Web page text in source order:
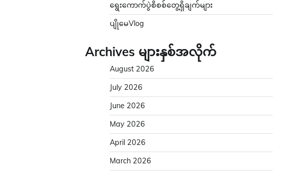
ရွေးကောက်ပွဲစိစစ်တွေ့ရှိချက်များ
ပျိုမေVlog
Archives များနှစ်အလိုက်
August 2026
July 2026
June 2026
May 2026
April 2026
March 2026